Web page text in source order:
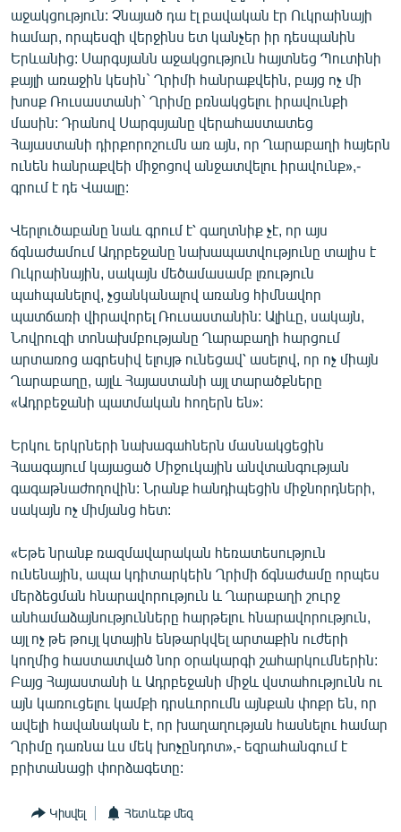
աջակցություն: Չնայած դա էլ բավական էր Ուկրաինայի
համար, որպեսզի վերջինս ետ կանչեր իր դեսպանին
Երևանից: Սարգսյանն աջակցություն հայտնեց Պուտինի
քայլի առաջին կեսին` Ղրիմի հանրաքվեին, բայց ոչ մի
խոսք Ռուսաստանի` Ղրիմը բռնակցելու իրավունքի
մասին: Դրանով Սարգսյանը վերահաստատեց
Հայաստանի դիրքորոշումն առ այն, որ Ղարաբաղի հայերն
ունեն հանրաքվեի միջոցով անջատվելու իրավունք»,-
գրում է դե Վաալը:
Վերլուծաբանը նաև գրում է՝ գաղտնիք չէ, որ այս
ճգնաժամում Ադրբեջանը նախապատվությունը տալիս է
Ուկրաինային, սակայն մեծամասամբ լռություն
պահպանելով, չցանկանալով առանց հիմնավոր
պատճառի վիրավորել Ռուսաստանին: Ալիևը, սակայն,
Նովրուզի տոնախմբությանը Ղարաբաղի հարցում
արտառոց ագրեսիվ ելույթ ունեցավ՝ ասելով, որ ոչ միայն
Ղարաբաղը, այլև Հայաստանի այլ տարածքները
«Ադրբեջանի պատմական հողերն են»:
Երկու երկրների նախագահներն մասնակցեցին
Հաագայում կայացած Միջուկային անվտանգության
գագաթնաժողովին: Նրանք հանդիպեցին միջնորդների,
սակայն ոչ միմյանց հետ:
«Եթե նրանք ռազմավարական հեռատեսություն
ունենային, ապա կդիտարկեին Ղրիմի ճգնաժամը որպես
մերձեցման հնարավորություն և Ղարաբաղի շուրջ
անհամաձայնությունները հարթելու հնարավորություն,
այլ ոչ թե թույլ կտային ենթարկվել արտաքին ուժերի
կողմից հաստատված նոր օրակարգի շահարկումներին:
Բայց Հայաստանի և Ադրբեջանի միջև վստահությունն ու
այն կառուցելու կամքի դրսևորումն այնքան փոքր են, որ
ավելի հավանական է, որ խաղաղության հասնելու համար
Ղրիմը դառնա ևս մեկ խոչընդոտ»,- եզրահանգում է
բրիտանացի փորձագետը:
Կիսվել Հետևեք մեզ